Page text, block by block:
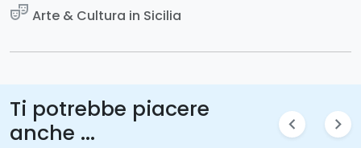
theater_comedy Arte & Cultura in Sicilia
Ti potrebbe piacere
anche ...
chevron_left chevron_right